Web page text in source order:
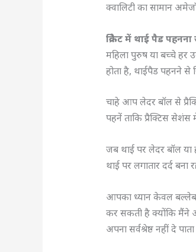
क्वालिटी का सामान
क्रिकेट में थाई पैड
महिला पुरुष या बच्चे हर
होता है, थाईपैड पहनने से
चाहे आप लेदर बॉल से
पहनें ताकि प्रैक्टिस
जब थाई पर लेदर बॉल या
थाई पर लगातार दर्द बना
आपका ध्यान केवल
कर सकती है क्योंकि मैंने
अपना सर्वश्रेष्ठ नहीं दे